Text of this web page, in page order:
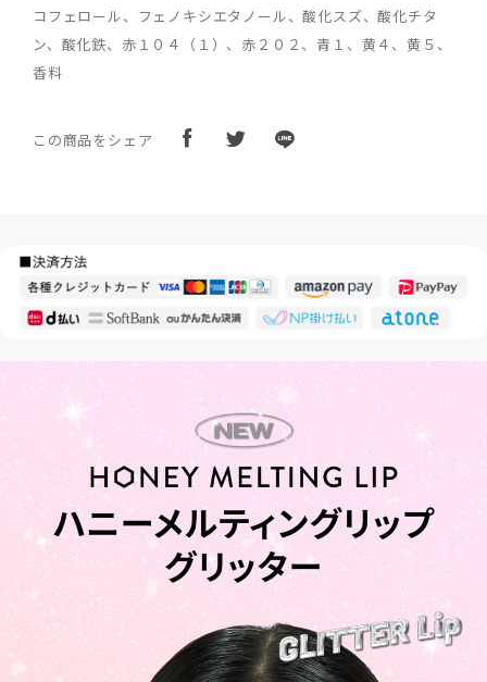
コフェロール、フェノキシエタノール、酸化スズ、酸化チタ
ン、酸化鉄、赤１０４（１）、赤２０２、青１、黄４、黄５、
香料
この商品をシェア